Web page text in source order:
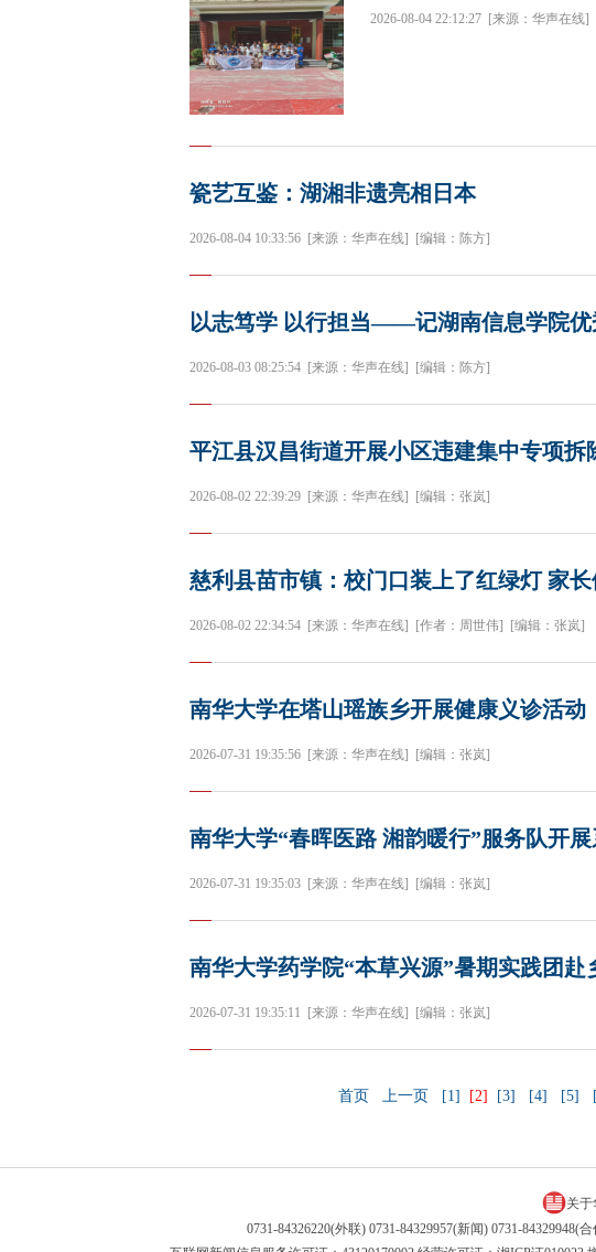
2026-08-04 22:12:27 [来源：华声在线]
瓷艺互鉴：湖湘非遗亮相日本
2026-08-04 10:33:56 [来源：华声在线] [编辑：陈方]
以志笃学 以行担当——记湖南信息学院优
2026-08-03 08:25:54 [来源：华声在线] [编辑：陈方]
平江县汉昌街道开展小区违建集中专项拆
2026-08-02 22:39:29 [来源：华声在线] [编辑：张岚]
慈利县苗市镇：校门口装上了红绿灯 家
2026-08-02 22:34:54 [来源：华声在线] [作者：周世伟] [编辑：张岚]
南华大学在塔山瑶族乡开展健康义诊活动
2026-07-31 19:35:56 [来源：华声在线] [编辑：张岚]
南华大学“春晖医路 湘韵暖行”服务队开
2026-07-31 19:35:03 [来源：华声在线] [编辑：张岚]
南华大学药学院“本草兴源”暑期实践团赴
2026-07-31 19:35:11 [来源：华声在线] [编辑：张岚]
首页 上一页 [1] [2] [3] [4] [5]
关于
0731-84326220(外联) 0731-84329957(新闻) 0731-84329948(